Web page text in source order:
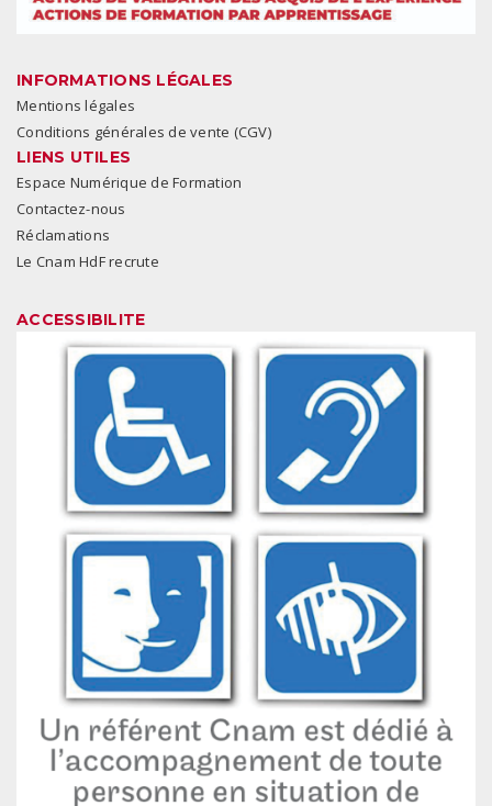
INFORMATIONS LÉGALES
Mentions légales
Conditions générales de vente (CGV)
LIENS UTILES
Espace Numérique de Formation
Contactez-nous
Réclamations
Le Cnam HdF recrute
ACCESSIBILITE